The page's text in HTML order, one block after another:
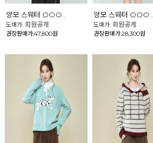
양모 스웨터 OOO..
도매가: 회원공개
권장판매가:47,800원
양모 스웨터 OOO..
도매가: 회원공개
권장판매가:28,300원